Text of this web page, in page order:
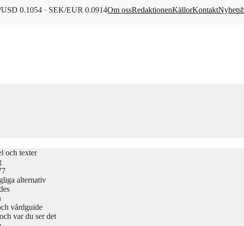
0.1054 · SEK/EUR 0.0914Om ossRedaktionenKällorKontakt
och texter
alternativ
vårdguide
var du ser det